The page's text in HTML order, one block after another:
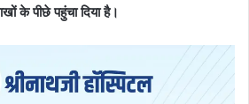
के पीछे पहुंचा दिया है।